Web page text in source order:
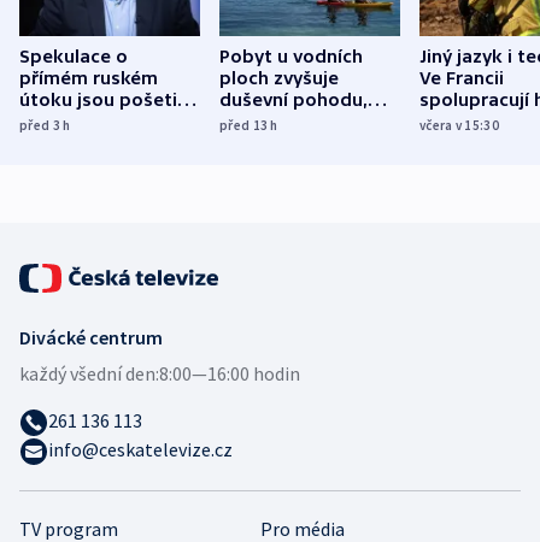
Spekulace o
přímém ruském
útoku jsou pošetilé,
míní estonský
před 3h
Pobyt u vodních
ploch zvyšuje
duševní pohodu,
ukázala
před 13h
Jiný jazyk i
Ve Francii
spolupracují
různých zemí
včera v 15:30
TV program
Pro média
Divácké centrum
každý všední den:8:00—16:00 hodin
261 136 113
info@ceskatelevize.cz